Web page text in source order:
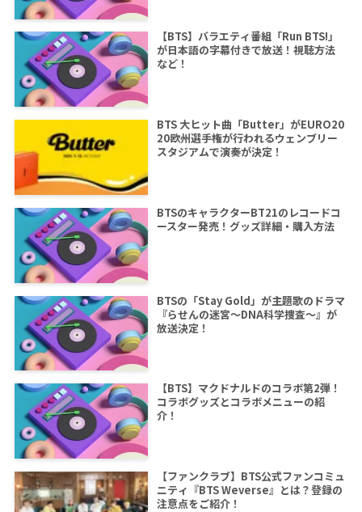
【BTS】バラエティ番組「Run BTS!」
が日本語の字幕付きで放送！視聴方法
など！
BTS 大ヒット曲「Butter」がEURO20
20欧州選手権が行われるウェンブリー
スタジアムで演奏が決定！
BTSのキャラクターBT21のレコードコ
ースター発売！グッズ詳細・購入方法
BTSの「Stay Gold」が主題歌のドラマ
『らせんの迷宮～DNA科学捜査～』が
放送決定！
【BTS】マクドナルドのコラボ第2弾！
コラボグッズとコラボメニューの紹
介！
【ファンクラブ】BTS公式ファンコミュ
ニティ『BTS Weverse』とは？登録の
注意点をご紹介！